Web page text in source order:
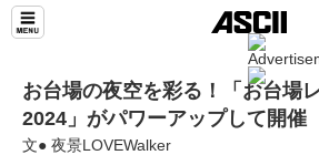
お台場の夜空を彩る！「お台場
2024」がパワーアップして開催
文● 夜景LOVEWalker